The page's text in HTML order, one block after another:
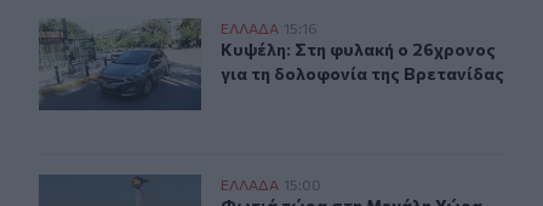
Κυψέλη: Στη φυλακή ο 26χρονος για τη δολοφονία της
ΕΛΛAΔΑ 15:16
Κυψέλη: Στη φυλακή ο 26χρονος
Κυψέλη: Στη φυλακή ο 26χρονος
για τη δολοφονία της Βρετανίδας
Φωτιά τώρα στη Μεγάλη Χώρα Αγρινίου – Σηκώθηκαν
ΕΛΛAΔΑ 15:00